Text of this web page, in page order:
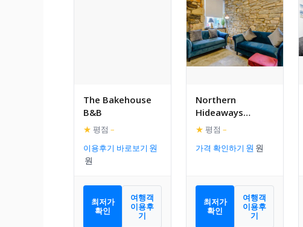
The Bakehouse
B&B
★ 평점 –
이용후기 바로보기
최저가
확인
여행객
이용후
기
Northern
Hideaways
Seahouses
★ 평점 –
가격 확인하기
최저가
확인
여행객
이용후
기